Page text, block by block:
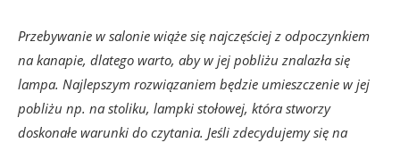
Przebywanie w salonie wiąże się najczęściej z odpoczynkiem
na kanapie, dlatego warto, aby w jej pobliżu znalazła się
lampa. Najlepszym rozwiązaniem będzie umieszczenie w jej
pobliżu np. na stoliku, lampki stołowej, która stworzy
doskonałe warunki do czytania. Jeśli zdecydujemy się na